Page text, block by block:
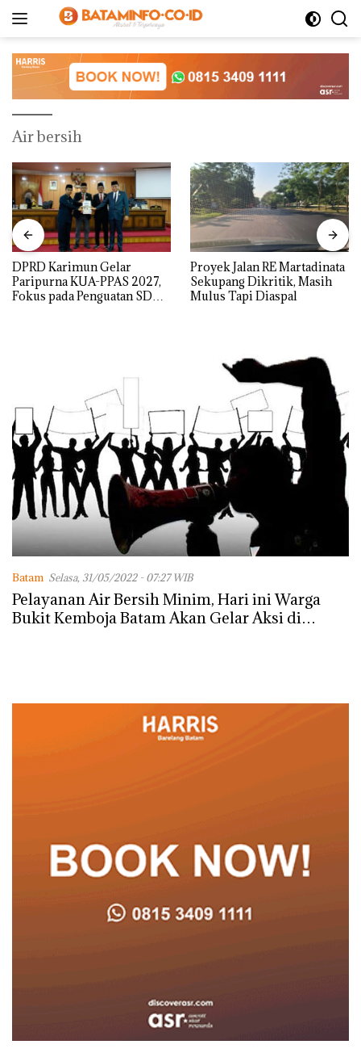
Air bersih
DPRD Karimun Gelar
Paripurna KUA-PPAS 2027,
Fokus pada Penguatan SDM,
Proyek Jalan RE Martadinata
Sekupang Dikritik, Masih
Mulus Tapi Diaspal
Batam Selasa, 31/05/2022 - 07:27 WIB
Pelayanan Air Bersih Minim, Hari ini Warga
Bukit Kemboja Batam Akan Gelar Aksi di